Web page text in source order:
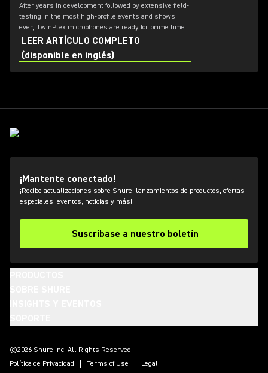
After years in development followed by extensive field-
testing in the most high-profile events and shows
ever, TwinPlex microphones are ready for prime time.
Product Manager John Born explains what it took to
create one of the most complex microphones Shure
has ever built.
LEER ARTÍCULO COMPLETO
(disponible en inglés)
¡Mantente conectado!
¡Recibe actualizaciones sobre Shure, lanzamientos de productos, ofertas
especiales, eventos, noticias y más!
Suscríbase a nuestro boletín
©2026 Shure Inc. All Rights Reserved.
Política de Privacidad
Terms of Use Legal